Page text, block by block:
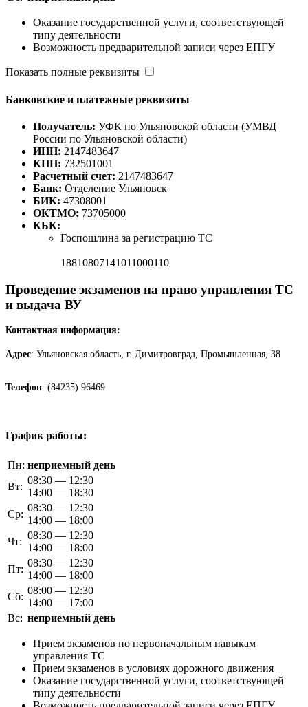
Оказание государственной услуги, соответствующей
типу деятельности
Возможность предварительной записи через ЕПГУ
Показать полные реквизиты
Банковские и платежные реквизиты
Получатель: УФК по Ульяновской области (УМВД
России по Ульяновской области)
ИНН: 2147483647
КПП: 732501001
Расчетный счет: 2147483647
Банк: Отделение Ульяновск
БИК: 47308001
ОКТМО: 73705000
КБК:
Госпошлина за регистрацию ТС
18810807141011000110
Проведение экзаменов на право управления ТС
и выдача ВУ
Контактная информация:
Адрес: Ульяновская область, г. Димитровград, Промышленная, 38
Телефон: (84235) 96469
График работы:
Пн: неприемный день
Вт:
08:30 — 12:30
14:00 — 18:30
Ср:
08:30 — 12:30
14:00 — 18:00
Чт:
08:30 — 12:30
14:00 — 18:00
Пт:
08:30 — 12:30
14:00 — 18:00
Сб:
08:00 — 12:30
14:00 — 17:00
Вс: неприемный день
Прием экзаменов по первоначальным навыкам
управления ТС
Прием экзаменов в условиях дорожного движения
Оказание государственной услуги, соответствующей
типу деятельности